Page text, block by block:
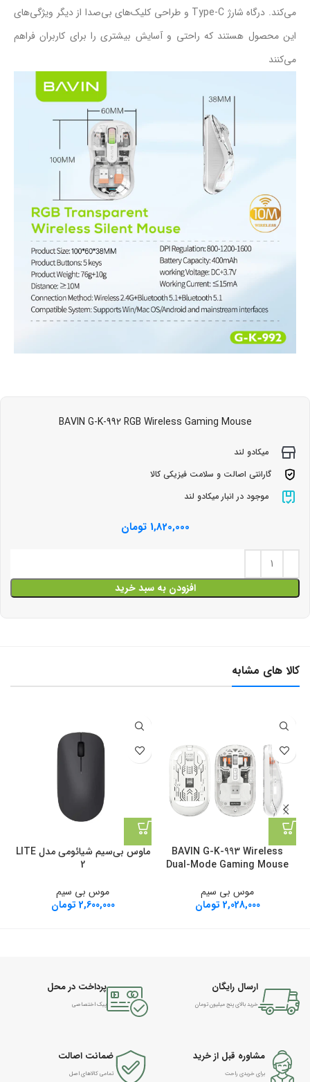
می‌کند. درگاه شارژ Type-C و طراحی کلیک‌های بی‌صدا از دیگر ویژگی‌های
این محصول هستند که راحتی و آسایش بیشتری را برای کاربران فراهم
می‌کنند
BAVIN G-K-992 RGB Wireless Gaming Mouse
میکادو لند
گارانتی اصالت و سلامت فیزیکی کالا
موجود در انبار میکادو لند
1,820,000 تومان
افزودن به سبد خرید
کالا های مشابه
BAVIN G-K-993 Wireless
Dual-Mode Gaming Mouse
موس بی سیم
2,028,000 تومان
ماوس بی‌سیم شیائومی مدل LITE
2
موس بی سیم
2,600,000 تومان
ارسال رایگان
خرید بالای پنج میلیون تومان
پرداخت در محل
پیک اختصاصی
مشاوره قبل از خرید
برای خریدی راحت
ضمانت اصالت
تمامی کالاهای اصل